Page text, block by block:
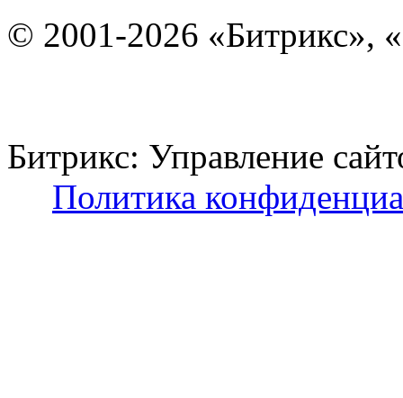
© 2001-2026 «Битрикс»,
Битрикс: Управление
Политика